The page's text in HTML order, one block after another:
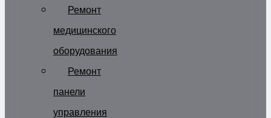
Ремонт
медицинского
оборудования
Ремонт
панели
управления